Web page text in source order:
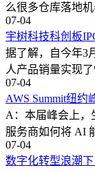
么很多仓库落地
07-04
宇树科技科创板
据了解，自今年3
人产品销量实现
07-04
AWS Summit纽
A：本届峰会上，
服务商如何将 AI
07-04
数字化转型浪潮